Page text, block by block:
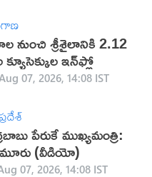
నుంచి శ్రీశైలానికి 2.12
క్యూసెక్కుల ఇన్‌ఫ్లో
07, 2026, 14:08 IST
పేరుకే ముఖ్యమంత్రి:
(వీడియో)
07, 2026, 14:08 IST